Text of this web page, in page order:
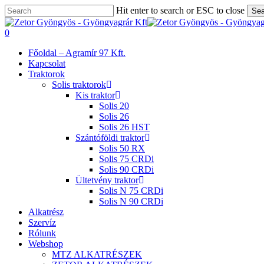
Skip
to
main
Hit enter to search or ESC to close
Close
Search
search
0
Főoldal – Agramír 97 Kft.
Kapcsolat
Traktorok
Solis traktorok
Kis traktor
Solis 20
Solis 26
Solis 26 HST
Szántóföldi traktor
Solis 50 RX
Solis 75 CRDi
Solis 90 CRDi
Ültetvény traktor
Solis N 75 CRDi
Solis N 90 CRDi
Alkatrész
Szervíz
Rólunk
Webshop
MTZ ALKATRÉSZEK